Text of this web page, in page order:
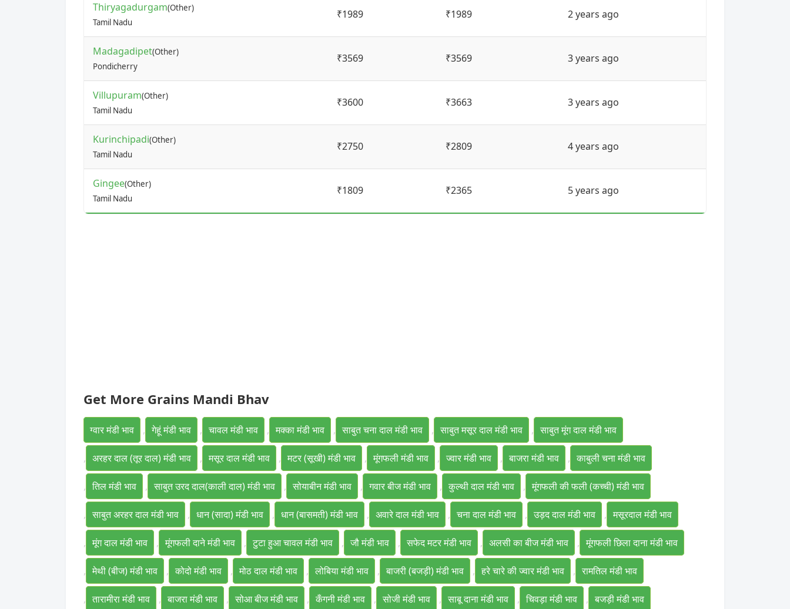
Thiryagadurgam(Other)
Tamil Nadu
₹1989 ₹1989 2 years ago
Madagadipet(Other)
Pondicherry
₹3569 ₹3569 3 years ago
Villupuram(Other)
Tamil Nadu
₹3600 ₹3663 3 years ago
Kurinchipadi(Other)
Tamil Nadu
₹2750 ₹2809 4 years ago
Gingee(Other)
Tamil Nadu
₹1809 ₹2365 5 years ago
Get More Grains Mandi Bhav
ग्वार मंडी भाव , गेहूं मंडी भाव , चावल मंडी भाव , मक्का मंडी भाव , साबुत चना दाल मंडी भाव , साबुत मसूर दाल मंडी भाव , साबुत मूंग दाल मंडी भाव
, अरहर दाल (तूर दाल) मंडी भाव , मसूर दाल मंडी भाव , मटर (सूखी) मंडी भाव , मूंगफली मंडी भाव , ज्वार मंडी भाव , बाजरा मंडी भाव , काबुली चना मंडी भाव
, तिल मंडी भाव , साबुत उरद दाल(काली दाल) मंडी भाव , सोयाबीन मंडी भाव , गवार बीज मंडी भाव , कुल्थी दाल मंडी भाव , मूंगफली की फली (कच्ची) मंडी भाव
, साबुत अरहर दाल मंडी भाव , धान (सादा) मंडी भाव , धान (बासमती) मंडी भाव , अवारे दाल मंडी भाव , चना दाल मंडी भाव , उड़द दाल मंडी भाव , मसूरदाल मंडी भाव
, मूंग दाल मंडी भाव , मूंगफली दाने मंडी भाव , टुटा हुआ चावल मंडी भाव , जौ मंडी भाव , सफेद मटर मंडी भाव , अलसी का बीज मंडी भाव , मूंगफली छिला दाना मंडी भाव
, मेथी (बीज) मंडी भाव , कोदो मंडी भाव , मोठ दाल मंडी भाव , लोबिया मंडी भाव , बाजरी (बजड़ी) मंडी भाव , हरे चारे की ज्वार मंडी भाव , रामतिल मंडी भाव
, तारामीरा मंडी भाव , बाजरा मंडी भाव , सोआ बीज मंडी भाव , कँगनी मंडी भाव , सोजी मंडी भाव , साबू दाना मंडी भाव , चिवड़ा मंडी भाव , बजड़ी मंडी भाव